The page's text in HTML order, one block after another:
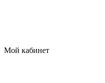
Мой кабинет